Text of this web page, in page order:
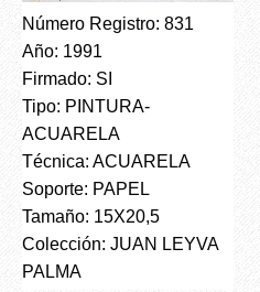
Número Registro: 831
Año: 1991
Firmado: SI
Tipo: PINTURA-
ACUARELA
Técnica: ACUARELA
Soporte: PAPEL
Tamaño: 15X20,5
Colección: JUAN LEYVA
PALMA